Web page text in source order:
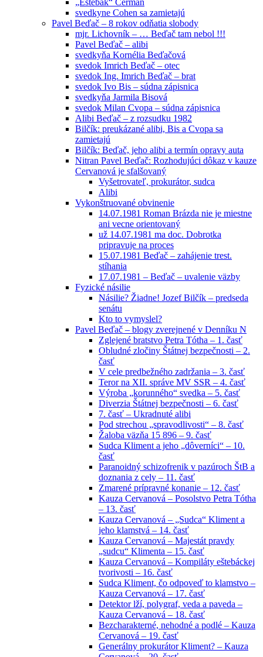
svedkyne Cohen sa zamietajú
Pavel Beďač – 8 rokov odňatia slobody
mjr. Lichovník – … Beďač tam nebol !!!
Pavel Beďač – alibi
svedkyňa Kornélia Beďačová
svedok Imrich Beďač – otec
svedok Ing. Imrich Beďač – brat
svedok Ivo Bis – súdna zápisnica
svedkyňa Jarmila Bisová
svedok Milan Cvopa – súdna zápisnica
Alibi Beďač – z rozsudku 1982
Bilčík: preukázané alibi, Bis a Cvopa sa
zamietajú
Bilčík: Beďač, jeho alibi a termín opravy auta
Nitran Pavel Beďač: Rozhodujúci dôkaz v kauze
Cervanová je sfalšovaný
Vyšetrovateľ, prokurátor, sudca
Alibi
Vykonštruované obvinenie
14.07.1981 Roman Brázda nie je miestne
ani vecne orientovaný
už 14.07.1981 ma doc. Dobrotka
pripravuje na proces
15.07.1981 Beďač – zahájenie trest.
stíhania
17.07.1981 – Beďač – uvalenie väzby
Fyzické násilie
Násilie? Žiadne! Jozef Bilčík – predseda
senátu
Kto to vymyslel?
Pavel Beďač – blogy zverejnené v Denníku N
Zglejené bratstvo Petra Tótha – 1. časť
Obludné zločiny Štátnej bezpečnosti – 2.
časť
V cele predbežného zadržania – 3. časť
Teror na XII. správe MV SSR – 4. časť
Výroba „korunného“ svedka – 5. časť
Diverzia Štátnej bezpečnosti – 6. časť
7. časť – Ukradnuté alibi
Pod strechou „spravodlivosti“ – 8. časť
Žaloba väzňa 15 896 – 9. časť
Sudca Kliment a jeho „dôverníci“ – 10.
časť
Paranoidný schizofrenik v pazúroch ŠtB a
doznania z cely – 11. časť
Zmarené prípravné konanie – 12. časť
Kauza Cervanová – Posolstvo Petra Tótha
– 13. časť
Kauza Cervanová – „Sudca“ Kliment a
jeho klamstvá – 14. časť
Kauza Cervanová – Majestát pravdy
„sudcu“ Klimenta – 15. časť
Kauza Cervanová – Kompiláty eštebáckej
tvorivosti – 16. časť
Sudca Kliment, čo odpoveď to klamstvo –
Kauza Cervanová – 17. časť
Detektor lží, polygraf, veda a paveda –
Kauza Cervanová – 18. časť
Bezcharakterné, nehodné a podlé – Kauza
Cervanová – 19. časť
Generálny prokurátor Kliment? – Kauza